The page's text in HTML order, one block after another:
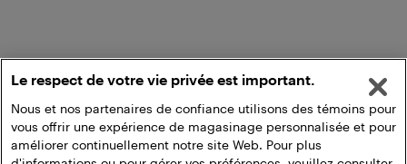
Le respect de votre vie privée est important.
Nous et nos partenaires de confiance utilisons des témoins pour
vous offrir une expérience de magasinage personnalisée et pour
améliorer continuellement notre site Web. Pour plus